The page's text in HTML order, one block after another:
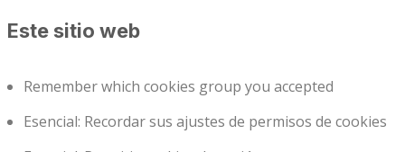
Este sitio web
Remember which cookies group you accepted
Esencial: Recordar sus ajustes de permisos de cookies